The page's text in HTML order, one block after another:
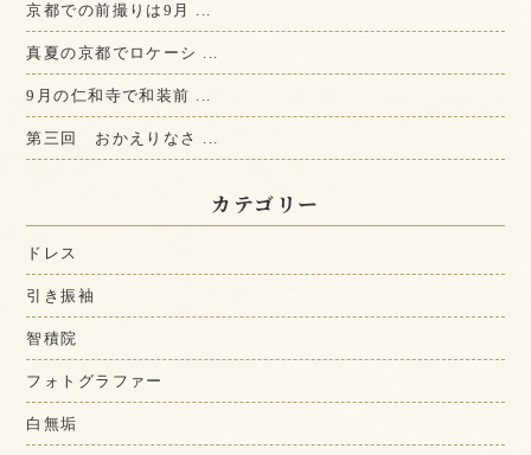
京都での前撮りは9月 ...
真夏の京都でロケーシ ...
9月の仁和寺で和装前 ...
第三回 おかえりなさ ...
カテゴリー
ドレス
引き振袖
智積院
フォトグラファー
白無垢